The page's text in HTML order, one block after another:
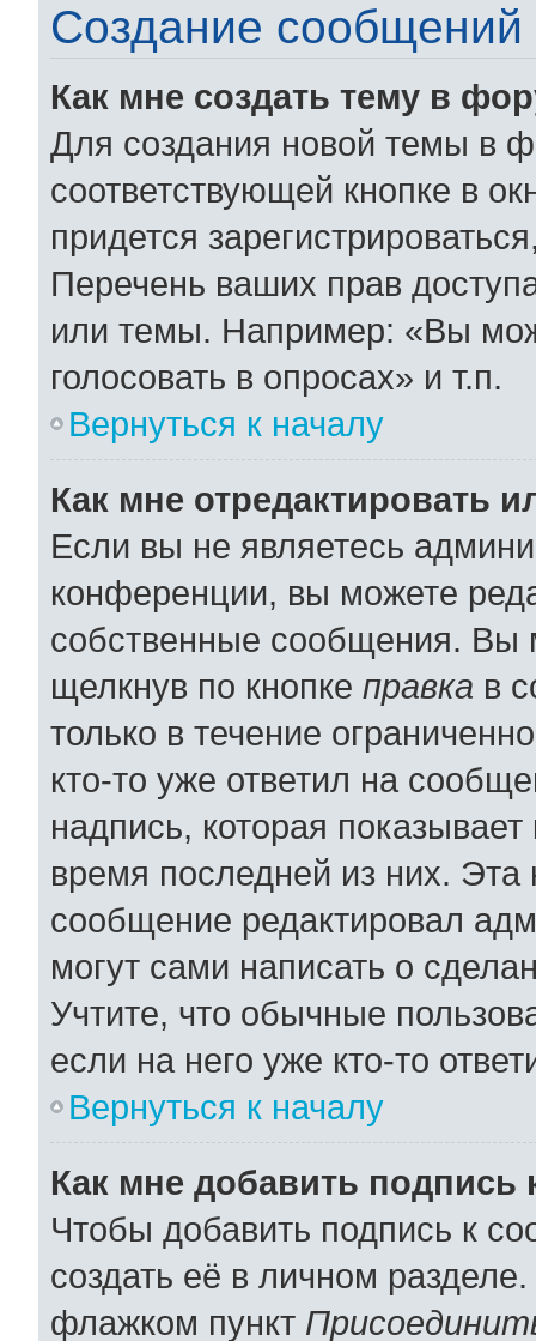
Создание сообщений
Как мне создать тему в
Для создания новой темы в
соответствующей кнопке в
придется
Перечень ваших прав
или темы. Например: «Вы
голосовать в опросах» и т.п.
Вернуться к началу
Как мне отредактировать
Если вы не являетесь
конференции, вы можете
собственные сообщения. Вы
щелкнув по кнопке правка в
только в течение
кто-то уже ответил на
надпись, которая
время последней из них. Эта
сообщение редактировал
могут сами написать о
Учтите, что обычные
если на него уже кто-то
Вернуться к началу
Как мне добавить
Чтобы добавить подпись к
создать её в личном
флажком пункт